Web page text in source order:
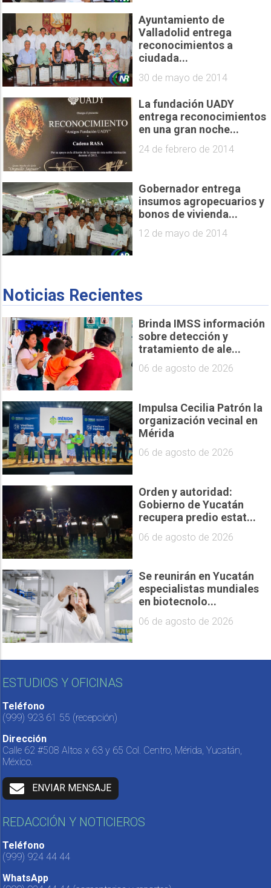
Ayuntamiento de
Valladolid entrega
reconocimientos a
ciudada...
30 de mayo de 2014
La fundación UADY
entrega reconocimientos
en una gran noche...
24 de febrero de 2014
Gobernador entrega
insumos agropecuarios y
bonos de vivienda...
12 de mayo de 2014
Noticias Recientes
Brinda IMSS información
sobre detección y
tratamiento de ale...
06 de agosto de 2026
Impulsa Cecilia Patrón la
organización vecinal en
Mérida
06 de agosto de 2026
Orden y autoridad:
Gobierno de Yucatán
recupera predio estat...
06 de agosto de 2026
Se reunirán en Yucatán
especialistas mundiales
en biotecnolo...
06 de agosto de 2026
ESTUDIOS Y OFICINAS
Teléfono
(999) 923 61 55 (recepción)
Dirección
Calle 62 #508 Altos x 63 y 65 Col. Centro, Mérida, Yucatán,
México.
ENVIAR MENSAJE
REDACCIÓN Y NOTICIEROS
Teléfono
(999) 924 44 44
WhatsApp